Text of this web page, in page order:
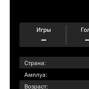
Игры
–
Страна:
Амплуа:
Возраст: